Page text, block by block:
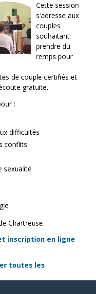
Cette session
s'adresse aux
couples
souhaitant
prendre du
remps pour
de couple certifiés et
gratuite.
:
difficultés
conflits
sexualité
Chartreuse
inscription en ligne
toutes les